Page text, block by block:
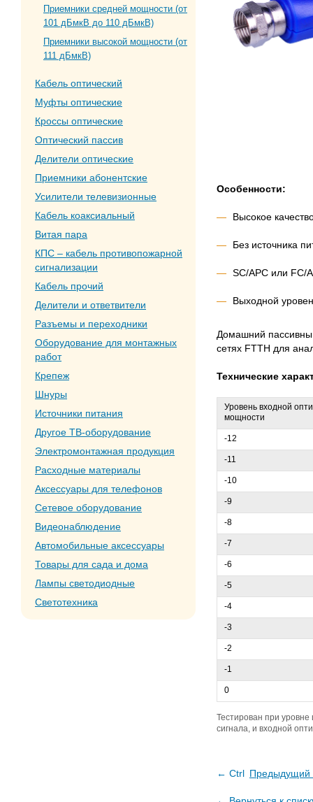
Приемники средней мощности (от
101 дБмкВ до 110 дБмкВ)
Приемники высокой мощности (от
111 дБмкВ)
Кабель оптический
Муфты оптические
Кроссы оптические
Оптический пассив
Делители оптические
Приемники абонентские
Усилители телевизионные
Кабель коаксиальный
Витая пара
КПС – кабель противопожарной
сигнализации
Кабель прочий
Делители и ответвители
Разъемы и переходники
Оборудование для монтажных
работ
Крепеж
Шнуры
Источники питания
Другое ТВ-оборудование
Электромонтажная продукция
Расходные материалы
Аксессуары для телефонов
Сетевое оборудование
Видеонаблюдение
Автомобильные аксессуары
Товары для сада и дома
Лампы светодиодные
Светотехника
Особенности:
Высокое
Без источника
SC/APC или FC/
Выходной
Домашний
сетях FTTH для
Технические
Уровень входной
мощности
-12
-11
-10
-9
-8
-7
-6
-5
-4
-3
-2
-1
0
Тестирован при
сигнала, и входной
← Ctrl Предыдущий